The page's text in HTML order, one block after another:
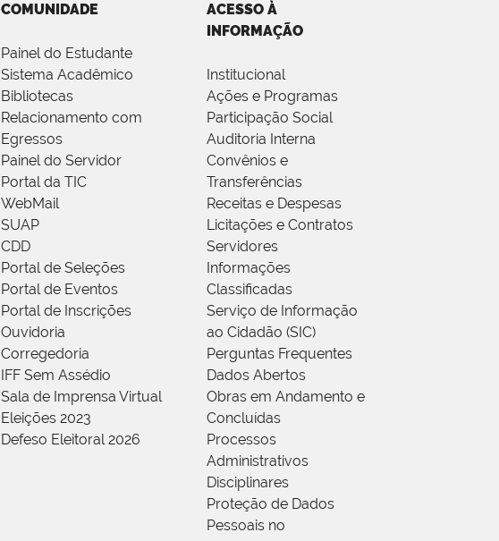
COMUNIDADE
Painel do Estudante
Sistema Acadêmico
Bibliotecas
Relacionamento com
Egressos
Painel do Servidor
Portal da TIC
WebMail
SUAP
CDD
Portal de Seleções
Portal de Eventos
Portal de Inscrições
Ouvidoria
Corregedoria
IFF Sem Assédio
Sala de Imprensa Virtual
Eleições 2023
Defeso Eleitoral 2026
ACESSO À
INFORMAÇÃO
Institucional
Ações e Programas
Participação Social
Auditoria Interna
Convênios e
Transferências
Receitas e Despesas
Licitações e Contratos
Servidores
Informações
Classificadas
Serviço de Informação
ao Cidadão (SIC)
Perguntas Frequentes
Dados Abertos
Obras em Andamento e
Concluídas
Processos
Administrativos
Disciplinares
Proteção de Dados
Pessoais no